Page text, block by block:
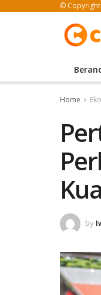
© Copyright
Home
by